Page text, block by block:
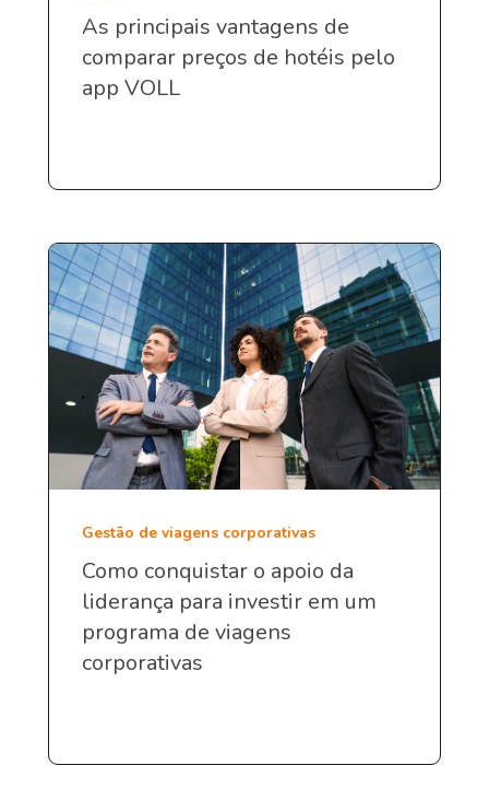
As principais vantagens de
comparar preços de hotéis pelo
app VOLL
Gestão de viagens corporativas
Como conquistar o apoio da
liderança para investir em um
programa de viagens
corporativas